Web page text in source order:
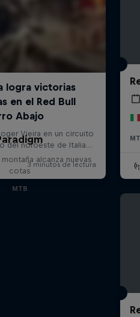
alcanza nuevas
cotas
MTB